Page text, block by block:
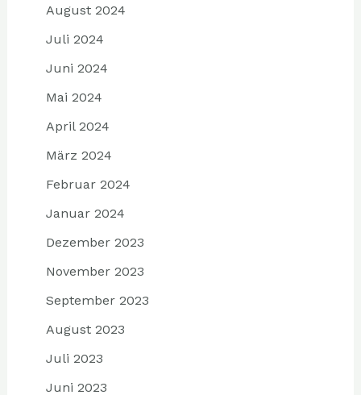
August 2024
Juli 2024
Juni 2024
Mai 2024
April 2024
März 2024
Februar 2024
Januar 2024
Dezember 2023
November 2023
September 2023
August 2023
Juli 2023
Juni 2023